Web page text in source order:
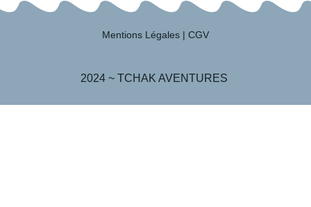
2024 ~ TCHAK AVENTURES
Mentions Légales | CGV